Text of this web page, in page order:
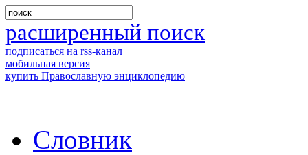
расширенный поиск
подписаться на rss-канал
мобильная версия
купить Православную энциклопедию
Словник